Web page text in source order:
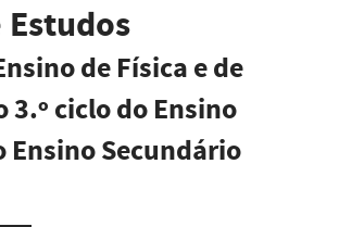
de Física e de
3.º ciclo do Ensino
Ensino Secundário